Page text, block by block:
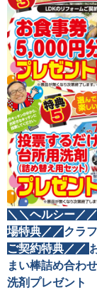
＼＼ヘルシー／／
場特典／／クラ
ご契約特典／／
まい棒詰め合わ
洗剤プレゼント